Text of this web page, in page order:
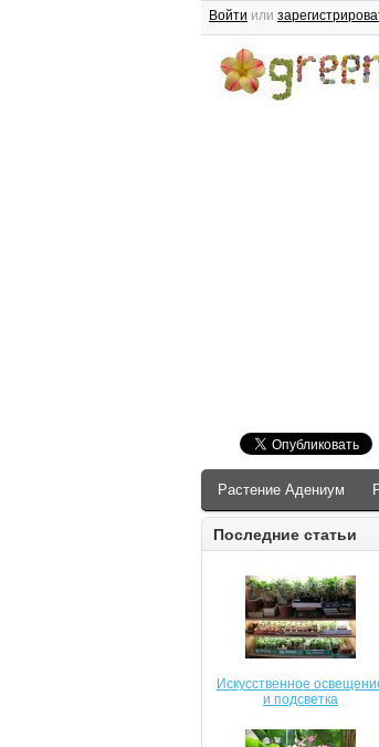
Войти или
Растение Адениум
Последние статьи
Искусственное
и подсветка